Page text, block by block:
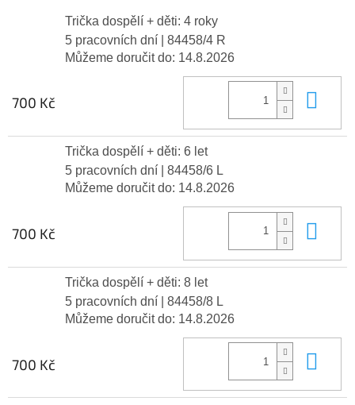
Trička dospělí + děti: 4 roky
5 pracovních dní
| 84458/4 R
Můžeme doručit do: 14.8.2026
700 Kč
Trička dospělí + děti: 6 let
5 pracovních dní
| 84458/6 L
Můžeme doručit do: 14.8.2026
700 Kč
Trička dospělí + děti: 8 let
5 pracovních dní
| 84458/8 L
Můžeme doručit do: 14.8.2026
700 Kč